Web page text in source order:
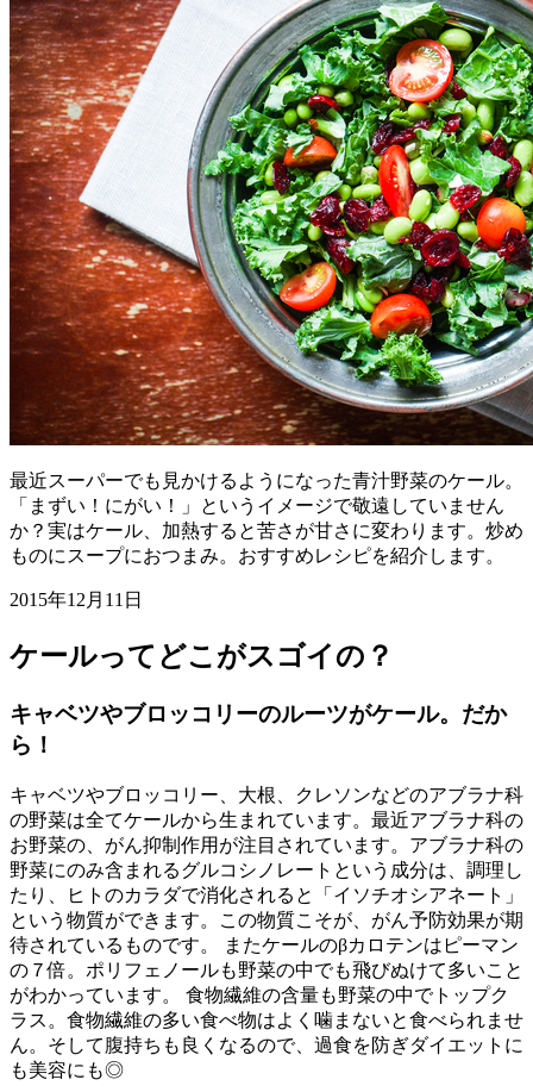
最近スーパーでも見かけるようになった青汁野菜のケール。
「まずい！にがい！」というイメージで敬遠していません
か？実はケール、加熱すると苦さが甘さに変わります。炒め
ものにスープにおつまみ。おすすめレシピを紹介します。
2015年12月11日
ケールってどこがスゴイの？
キャベツやブロッコリーのルーツがケール。だか
ら！
キャベツやブロッコリー、大根、クレソンなどのアブラナ科
の野菜は全てケールから生まれています。最近アブラナ科の
お野菜の、がん抑制作用が注目されています。アブラナ科の
野菜にのみ含まれるグルコシノレートという成分は、調理し
たり、ヒトのカラダで消化されると「イソチオシアネート」
という物質ができます。この物質こそが、がん予防効果が期
待されているものです。 またケールのβカロテンはピーマン
の７倍。ポリフェノールも野菜の中でも飛びぬけて多いこと
がわかっています。 食物繊維の含量も野菜の中でトップク
ラス。食物繊維の多い食べ物はよく噛まないと食べられませ
ん。そして腹持ちも良くなるので、過食を防ぎダイエットに
も美容にも◎